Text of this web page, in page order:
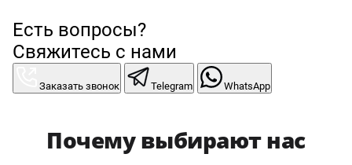
Есть вопросы?
Свяжитесь с нами
Заказать звонок Telegram WhatsApp
Почему выбирают нас